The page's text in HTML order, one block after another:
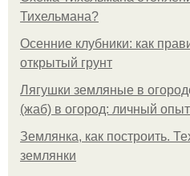
Тихельмана?
Осенние клубники: как
открытый грунт
Лягушки земляные в
(жаб) в огород: личный опыт
Землянка, как построить.
землянки